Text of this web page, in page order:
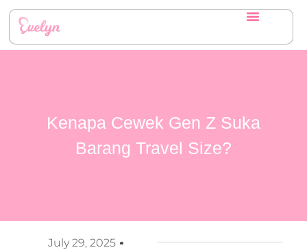
Kenapa Cewek Gen Z Suka
Barang Travel Size?
July 29, 2025